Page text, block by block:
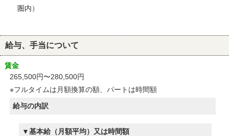
圏内）
給与、手当について
賃金
265,500円〜280,500円
※フルタイムは月額換算の額、パートは時間額
給与の内訳
基本給（月額平均）又は時間額